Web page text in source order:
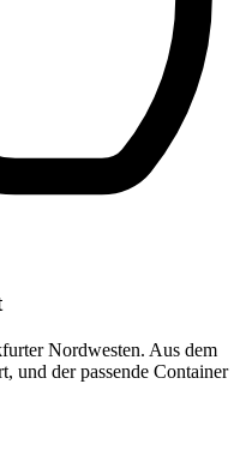
Nordwesten. Aus dem
und der passende Container